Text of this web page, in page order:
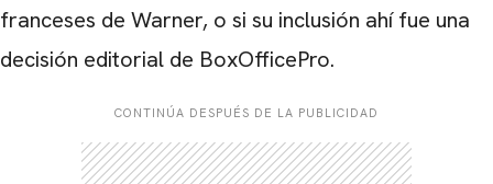
franceses de Warner, o si su inclusión ahí fue una
decisión editorial de BoxOfficePro.
CONTINÚA DESPUÉS DE LA PUBLICIDAD